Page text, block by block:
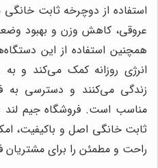
استفاده از دوچرخه ثابت
عروقی، کاهش وزن و بهبود
همچنین استفاده از این
انرژی روزانه کمک می‌کند و
زندگی می‌کنند و دسترسی به
مناسب است. فروشگاه جیم لند
ثابت خانگی اصل و باکیفیت،
راحت و مطمئن را برای مشتریان